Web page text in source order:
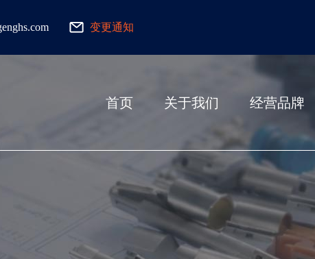
变更通知
首页 关于我们 经营品牌